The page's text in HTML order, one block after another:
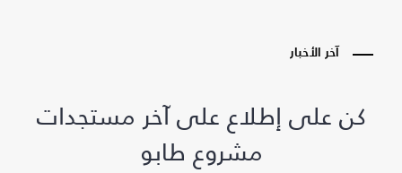
آخر الأخبار
كن على إطلاع على آخر مستجدات
مشروع طابو